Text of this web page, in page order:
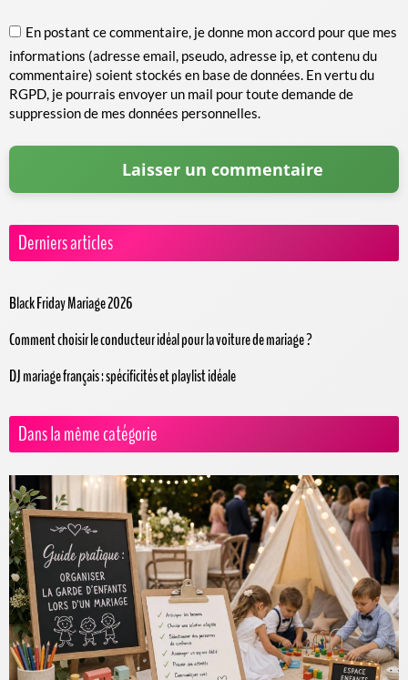
En postant ce commentaire, je donne mon accord pour que mes
informations (adresse email, pseudo, adresse ip, et contenu du
commentaire) soient stockés en base de données. En vertu du
RGPD, je pourrais envoyer un mail pour toute demande de
suppression de mes données personnelles.
Derniers articles
Black Friday Mariage 2026
Comment choisir le conducteur idéal pour la voiture de mariage ?
DJ mariage français : spécificités et playlist idéale
Dans la même catégorie